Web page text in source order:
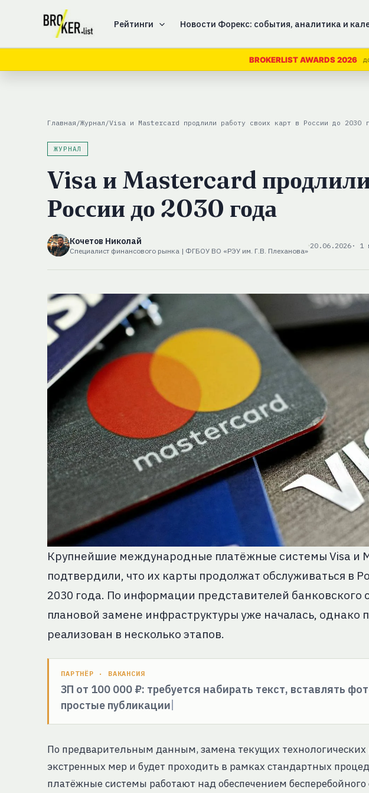
содержимому
Рейтинги Новости Форекс: события, аналитика и
BROKERLIST AWARDS 2026
Главная /Журнал /Visa и Mastercard продлили работу своих карт в России до 2030
ЖУРНАЛ
Visa и Mastercard продлили
России до 2030 года
Кочетов Николай
Специалист финансового рынка | ФГБОУ ВО «РЭУ им. Г.В. Плеханова»
20.06.2026 · 1
Крупнейшие международные платёжные системы Visa и
подтвердили, что их карты продолжат обслуживаться в
2030 года. По информации представителей банковского
плановой замене инфраструктуры уже началась, однако
реализован в несколько этапов.
ПАРТНЁР · ВАКАНСИЯ
ЗП от 100 000 ₽: требуется набирать текст, вставлять
простые публикации
По предварительным данным, замена текущих технологических
экстренных мер и будет проходить в рамках стандартных
платёжные системы работают над обеспечением